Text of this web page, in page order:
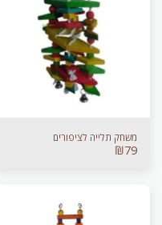
משחק תלייה לציפורים
₪79